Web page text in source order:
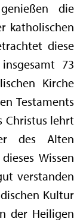
die
katholischen
diese
73
Kirche
Testaments
Christus lehrt
des Alten
Wissen
verstanden
Kultur
der Heiligen